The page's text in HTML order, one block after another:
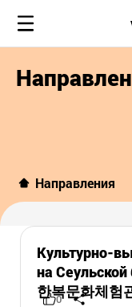
Направления
Культурно-
на
한복문화체험
0